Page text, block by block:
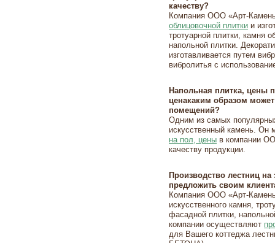
качеству?
Компания ООО «Арт-
облицовочной плитки и
тротуарной плитки, камня
напольной плитки.
изготавливается путем
вибролитья с
Напольная плитка, цены
ценакаким образом
помещений?
Одним из самых
искусственный камень. Он
на пол, цены в компании
качеству продукции.
Производство лестниц
предложить своим
Компания ООО «Арт-
искусственного камня,
фасадной плитки,
компании осуществляют
для Вашего коттеджа